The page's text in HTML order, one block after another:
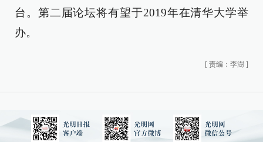
台。第二届论坛将有望于2019年在清华大学举
办。
[ 责编：李澍 ]